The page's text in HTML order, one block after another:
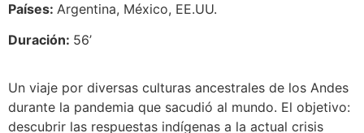
Países: Argentina, México, EE.UU.
Duración: 56’
Un viaje por diversas culturas ancestrales de los Andes
durante la pandemia que sacudió al mundo. El objetivo:
descubrir las respuestas indígenas a la actual crisis